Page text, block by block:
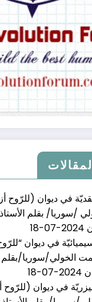
ف�
في ثلاثيات (مراوغة
في ديوان (للرّوح
/سوريا/ بقلم
2024-07-18
في ديوان
الخولي/سوريا/بقلم
2024-07-18
في ديوان (للرّوح